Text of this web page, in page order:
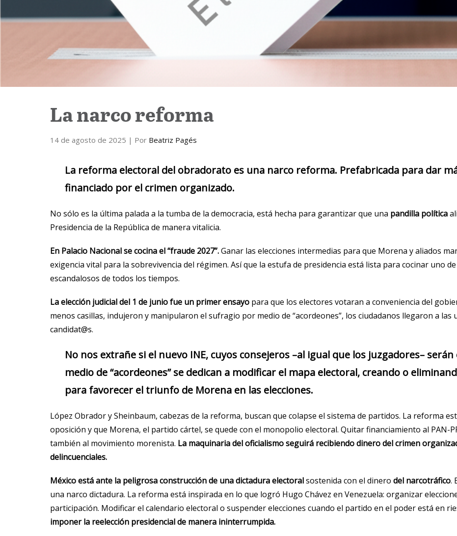
La narco reforma
14 de agosto de 2025 | Por Beatriz Pagés
La reforma electoral del obradorato es una narco reforma. Prefabricada para dar
financiado por el crimen organizado.
No sólo es la última palada a la tumba de la democracia, está hecha para garantizar que una pandilla política
Presidencia de la República de manera vitalicia.
En Palacio Nacional se cocina el “fraude 2027”.Ganar las elecciones intermedias para que Morena y aliados
exigencia vital para la sobrevivencia del régimen. Así que la estufa de presidencia está lista para cocinar uno
escandalosos de todos los tiempos.
La elección judicial del 1 de junio fue un primer ensayo para que los electores votaran a conveniencia del
menos casillas, indujeron y manipularon el sufragio por medio de “acordeones”, los ciudadanos llegaron a las
candidat@s.
No nos extrañe si el nuevo INE, cuyos consejeros –al igual que los juzgadores–
medio de “acordeones” se dedican a modificar el mapa electoral, creando o
para favorecer el triunfo de Morena en las elecciones.
López Obrador y Sheinbaum, cabezas de la reforma, buscan que colapse el sistema de partidos. La reforma
oposición y que Morena, el partido cártel, se quede con el monopolio electoral. Quitar financiamiento al PAN-
también al movimiento morenista. La maquinaria del oficialismo seguirá recibiendo dinero del crimen
delincuenciales.
México está ante la peligrosa construcción de una dictadura electoralsostenida con el dinero del narcotráfico.
una narco dictadura. La reforma está inspirada en lo que logró Hugo Chávez en Venezuela: organizar
participación. Modificar el calendario electoral o suspender elecciones cuando el partido en el poder está en
imponer la reelección presidencial de manera ininterrumpida.